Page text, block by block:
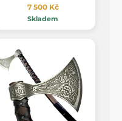
7 500 Kč
Skladem